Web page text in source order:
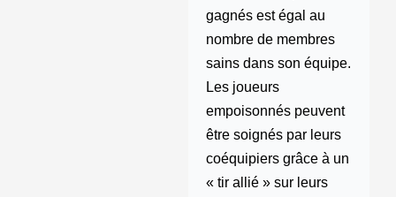
gagnés est égal au
nombre de membres
sains dans son équipe.
Les joueurs
empoisonnés peuvent
être soignés par leurs
coéquipiers grâce à un
« tir allié » sur leurs